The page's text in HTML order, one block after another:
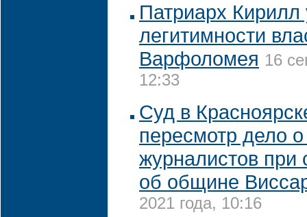
Патриарх
легитимности
Варфоломея 16
12:33
Суд в
пересмотр дело
журналистов при
об общине
2021 года, 10:16